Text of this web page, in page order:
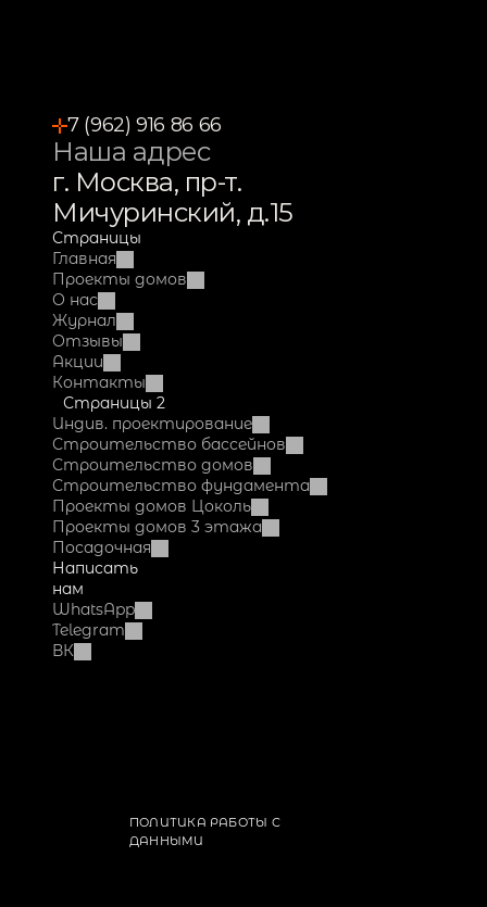
7 (962) 916 86 66
Наша адрес
г. Москва, пр-т.
Мичуринский, д.15
Страницы
Главная
Проекты домов
О нас
Журнал
Отзывы
Акции
Контакты
Страницы 2
Индив. проектирование
Строительство бассейнов
Строительство домов
Строительство фундамента
Проекты домов Цоколь
Проекты домов 3 этажа
Посадочная
Написать
нам
WhatsApp
Telegram
ВК
ПОЛИТИКА РАБОТЫ С
ДАННЫМИ